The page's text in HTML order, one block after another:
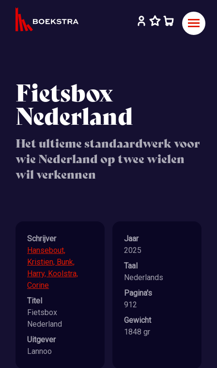
Fietsbox
Nederland
Het ultieme standaardwerk voor
wie Nederland op twee wielen
wil verkennen
Schrijver
Hansebout,
Kristien, Bunk,
Harry, Koolstra,
Corine
Titel
Fietsbox
Nederland
Uitgever
Lannoo
Jaar
2025
Taal
Nederlands
Pagina's
912
Gewicht
1848 gr